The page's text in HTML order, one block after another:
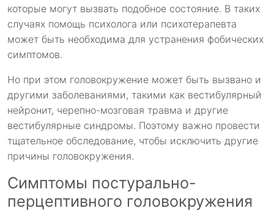
которые могут вызвать подобное состояние. В таких
случаях помощь психолога или психотерапевта
может быть необходима для устранения фобических
симптомов.
Но при этом головокружение может быть вызвано и
другими заболеваниями, такими как вестибулярный
нейронит, черепно-мозговая травма и другие
вестибулярные синдромы. Поэтому важно провести
тщательное обследование, чтобы исключить другие
причины головокружения.
Симптомы постурально-
перцептивного головокружения